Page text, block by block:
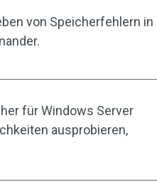
von Speicherfehlern in
für Windows Server
ausprobieren,